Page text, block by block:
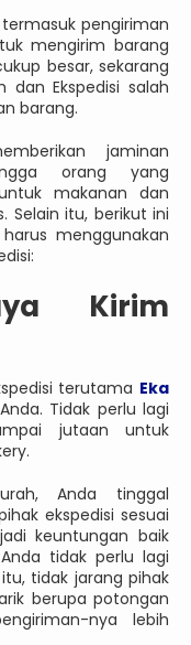
pengiriman
mengirim barang
besar, sekarang
Ekspedisi salah
barang.
jaminan
orang yang
makanan dan
Selain itu, berikut ini
menggunakan
Kirim
terutama Eka
Tidak perlu lagi
jutaan untuk
Anda tinggal
ekspedisi sesuai
keuntungan baik
tidak perlu lagi
tidak jarang pihak
berupa potongan
nya lebih